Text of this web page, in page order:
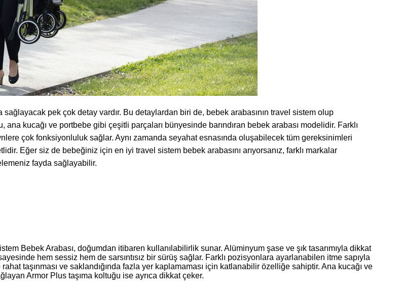
pek çok detay vardır. Bu detaylardan biri de, bebek arabasının travel sistem olup
ana kucağı ve portbebe gibi çeşitli parçaları bünyesinde barındıran bebek arabası modelidir. Farklı
çok fonksiyonluluk sağlar. Aynı zamanda seyahat esnasında oluşabilecek tüm gereksinimleri
Eğer siz de bebeğiniz için en iyi travel sistem bebek arabasını arıyorsanız, farklı markalar
fayda sağlayabilir.
Bebek Arabası, doğumdan itibaren kullanılabilirlik sunar. Alüminyum şase ve şık tasarımıyla dikkat
hem sessiz hem de sarsıntısız bir sürüş sağlar. Farklı pozisyonlara ayarlanabilen itme sapıyla
taşınması ve saklandığında fazla yer kaplamaması için katlanabilir özelliğe sahiptir. Ana kucağı ve
Armor Plus taşıma koltuğu ise ayrıca dikkat çeker.